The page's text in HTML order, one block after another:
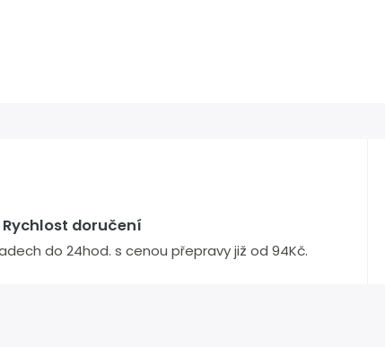
Rychlost doručení
do 24hod. s cenou přepravy již od 94Kč.